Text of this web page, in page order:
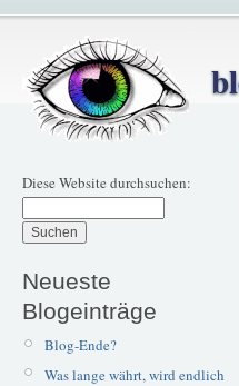
Diese Website durchsuchen:
Neueste
Blogeinträge
Blog-Ende?
Was lange währt, wird endlich